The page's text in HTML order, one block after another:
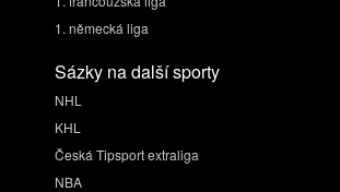
1. německá liga
Sázky na další sporty
NHL
KHL
Česká Tipsport extraliga
NBA